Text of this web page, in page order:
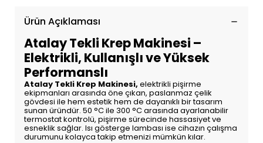
Ürün Açıklaması
Atalay Tekli Krep Makinesi –
Elektrikli, Kullanışlı ve Yüksek
Performanslı
Atalay Tekli Krep Makinesi, elektrikli pişirme
ekipmanları arasında öne çıkan, paslanmaz çelik
gövdesi ile hem estetik hem de dayanıklı bir tasarım
sunan üründür. 50 °C ile 300 °C arasında ayarlanabilir
termostat kontrolü, pişirme sürecinde hassasiyet ve
esneklik sağlar. Isı gösterge lambası ise cihazın çalışma
durumunu kolayca takip etmenizi mümkün kılar.